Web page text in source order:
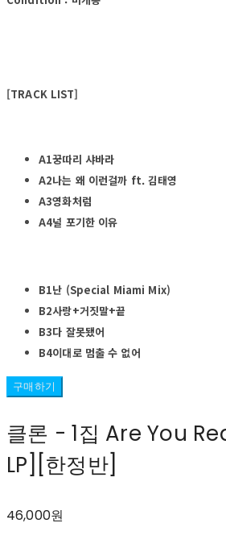
[TRACK LIST]
A1꿍따리 샤바라
A2나는 왜 이런걸까 ft. 김태영
A3영화처럼
A4널 포기한 이유
B1난 (Special Miami Mix)
B2사랑+거짓말+끝
B3다 잘못됐어
B4이대로 멈출 수 없어
구매하기
클론 - 1집 Are You
LP][한정반]
46,000원